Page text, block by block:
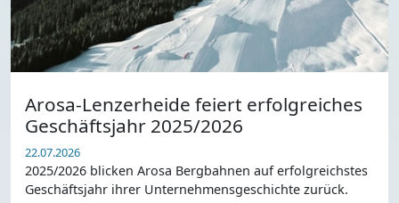
Arosa-Lenzerheide feiert erfolgreiches
Geschäftsjahr 2025/2026
22.07.2026
2025/2026 blicken Arosa Bergbahnen auf erfolgreichstes
Geschäftsjahr ihrer Unternehmensgeschichte zurück.